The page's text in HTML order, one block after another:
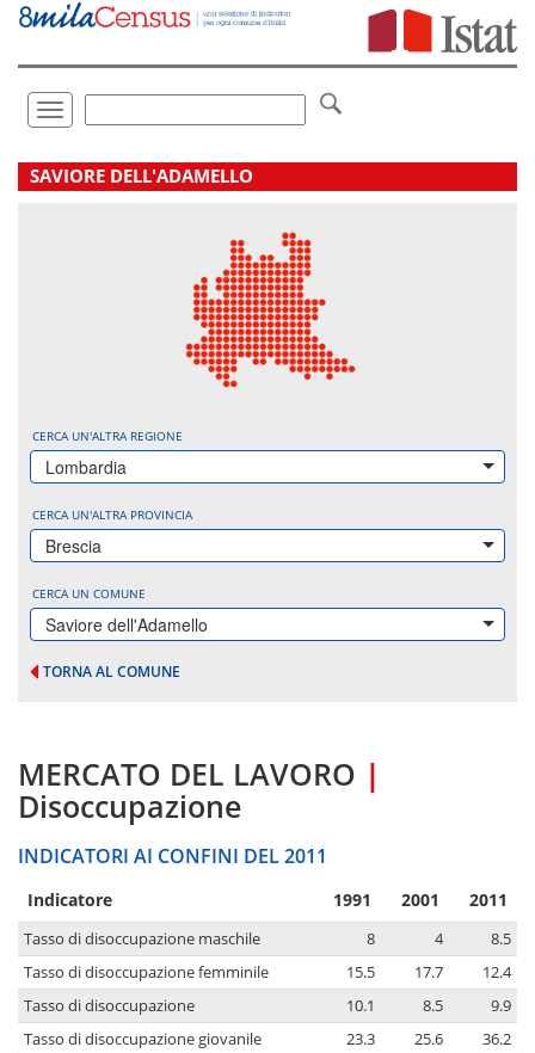
Vai
direttamente
Toggle
navigation
.
SAVIORE DELL'ADAMELLO
CERCA UN'ALTRA REGIONE
Lombardia
CERCA UN'ALTRA PROVINCIA
Brescia
CERCA UN COMUNE
Saviore dell'Adamello
TORNA AL COMUNE
MERCATO DEL LAVORO |
Disoccupazione
INDICATORI AI CONFINI DEL 2011
Indicatore 1991 2001 2011
Tasso di disoccupazione maschile 8 4
8.5
Tasso di disoccupazione femminile
15.5 17.7
12.4
Tasso di disoccupazione
10.1 8.5
9.9
Tasso di disoccupazione giovanile
23.3 25.6 36.2